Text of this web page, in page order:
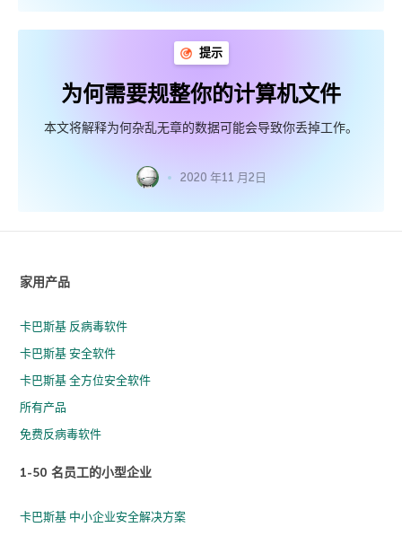
提示
为何需要规整你的计算机文件
本文将解释为何杂乱无章的数据可能会导致你丢掉工作。
2020 年11 月2日
家用产品
卡巴斯基 反病毒软件
卡巴斯基 安全软件
卡巴斯基 全方位安全软件
所有产品
免费反病毒软件
1-50 名员工的小型企业
卡巴斯基 中小企业安全解决方案